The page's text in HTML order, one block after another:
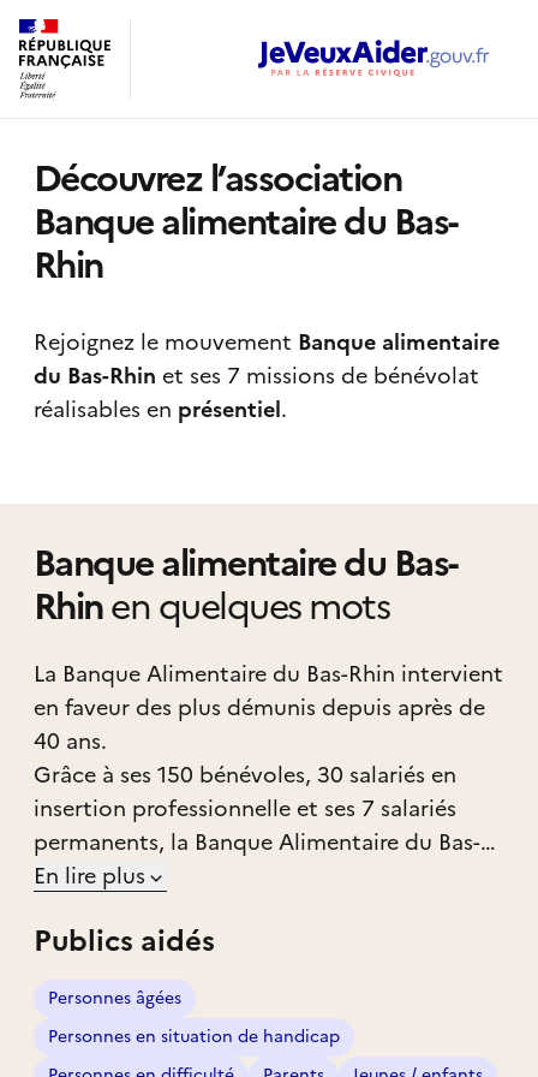
Découvrez l’association
Banque alimentaire du Bas-
Rhin
Rejoignez le mouvement Banque alimentaire
du Bas-Rhin et ses 7 missions de bénévolat
réalisables en présentiel.
Banque alimentaire du Bas-
Rhinen quelques mots
La Banque Alimentaire du Bas-Rhin intervient
en faveur des plus démunis depuis après de
40 ans.
Grâce à ses 150 bénévoles, 30 salariés en
insertion professionnelle et ses 7 salariés
permanents, la Banque Alimentaire du Bas-
Rhin collecte, trie, stocke et distribue
ses 100 associations, épiceries sociales et
CCAS (Centre Communal d’Action Sociale)
partenaires bas-rhinois. 2 088 tonnes de
denrées alimentaires ont été distribuées en
En lire plus
Publics aidés
Personnes âgées
Personnes en situation de handicap